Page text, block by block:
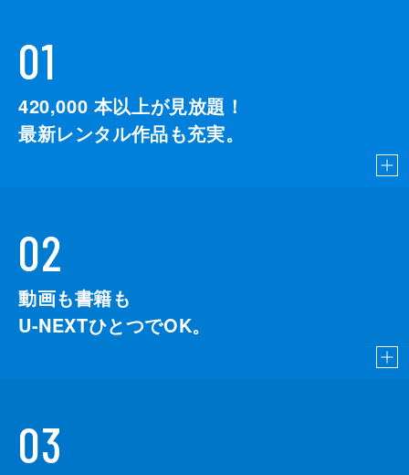
01
420,000 本以上が見放題！
最新レンタル作品も充実。
02
動画も書籍も
U-NEXTひとつでOK。
03